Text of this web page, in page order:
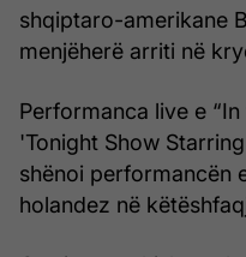
shqiptaro-amerikane
menjëherë arriti në
Performanca live e
'Tonight Show
shënoi performancën
holandez në